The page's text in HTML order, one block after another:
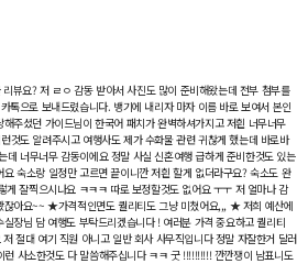
리뷰요? 저 ㄹㅇ 감동 받아서 사진도 많이 준비해왔는데 전부 첨부를
톡으로 보내드렸습니다. 뱅기에 내리자 마자 이름 바로 보여서 본인
주셨던 가이드님이 한국어 패치가 완벽하셔가지고 저흰 너무너무
것도 알려주시고 여행사도 제가 수화물 관련 귀찮게 했는데 바로바
데 너무너무 감동이에요 정말 사실 신혼여행 급하게 준비한것도 있는
숙소랑 일정만 고르면 끝이니깐 저흰 할게 없더라구요? 숙소도 완
게 잘찍으시나요 ㅋㅋㅋ 따로 보정할것도 없어요 ㅜㅜ 저 얼마나 감
잖아요~~ ★가격적인면도 퀄리티도 그냥 미쳤어요,,, ★ 저희 예산에
장님 담 여행도 부탁드리겠습니다 ! 여러분 가격 중요하고 퀄리티
절대 여기 직원 아니고 일반 회사 사무직입니다 정말 자잘한거 달러
사소한것도 다 말씀해주십니다 ㅋㅋ 굿 !!!!!!!!!! 깐깐쟁이 남표니도